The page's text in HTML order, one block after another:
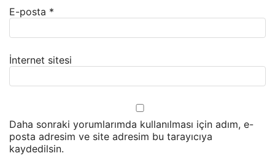
E-posta *
İnternet sitesi
Daha sonraki yorumlarımda kullanılması için adım, e-
posta adresim ve site adresim bu tarayıcıya
kaydedilsin.